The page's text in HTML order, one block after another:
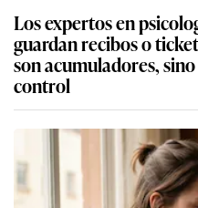
Los expertos en
guardan recibos o
son acumuladores,
control